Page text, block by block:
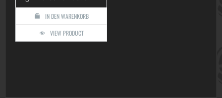
IN DEN WARENKORB
VIEW PRODUCT